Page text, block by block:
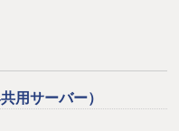
用サーバー）